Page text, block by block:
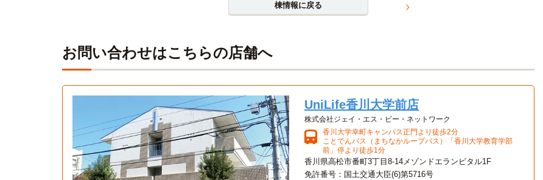
即入居可
1K
南
203号室
2階
43,000円 即入居可
206号室
2階
43,000円
1K
（26.08m²）
棟情報に戻る
お問い合わせはこちらの店舗へ
UniLife香川大学前店
株式会社ジェイ・エス・ビー・ネットワーク
香川大学幸町キャンパス正門より徒歩2分
ことでんバス（まちなかループバス）「香川大学教育学部
前」停より徒歩1分
香川県高松市番町3丁目8-14メゾンドエランビタル1F
免許番号：国土交通大臣(6)第5716号